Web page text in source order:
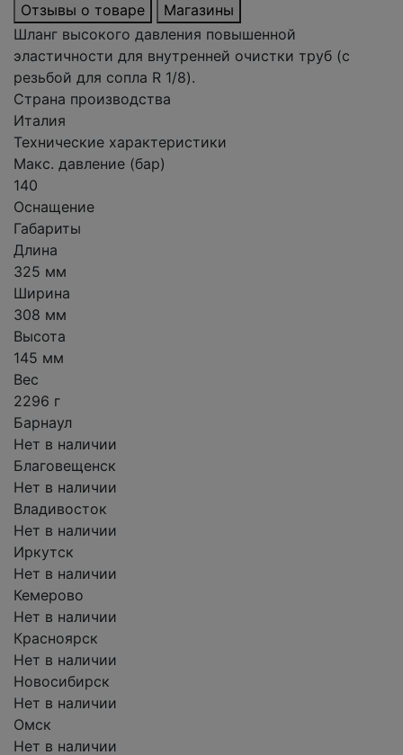
Отзывы о товаре
Магазины
Шланг высокого давления повышенной
эластичности для внутренней очистки труб (с
резьбой для сопла R 1/8).
Страна производства
Италия
Технические характеристики
Макс. давление (бар)
140
Оснащение
Габариты
Длина
325 мм
Ширина
308 мм
Высота
145 мм
Вес
2296 г
Барнаул
Нет в наличии
Благовещенск
Нет в наличии
Владивосток
Нет в наличии
Иркутск
Нет в наличии
Кемерово
Нет в наличии
Красноярск
Нет в наличии
Новосибирск
Нет в наличии
Омск
Нет в наличии